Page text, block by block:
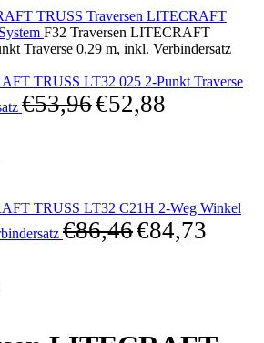
TRUSS Traversen LITECRAFT
F32 Traversen LITECRAFT
Traverse 0,29 m, inkl. Verbindersatz
TRUSS LT32 025 2-Punkt Traverse
€53,96€52,88
TRUSS LT32 C21H 2-Weg Winkel
€86,46€84,73